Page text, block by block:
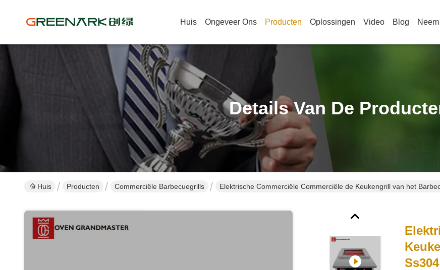
Huis Ongeveer Ons Producten Oplossingen Video Blog
Details Van De
Huis Producten Commerciële Barbecuegrills Elektrische Commerciële Commerciële de Keukengrill van het